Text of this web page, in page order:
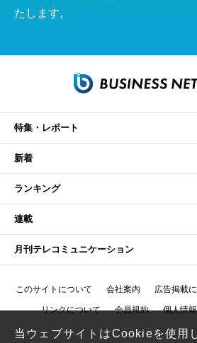
たします。
特集・レポート
新着
ランキング
連載
月刊テレコミュニケーション
このサイトについて 会社案内 広告掲載
リンクについて 会員規約 個人情
当ウェブサイトはCookieを使用